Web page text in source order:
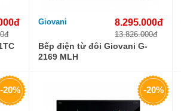
Giovani 8.295.000đ
13.826.000đ
Bếp điện từ đôi Giovani G-
2169 MLH
-20% -20%